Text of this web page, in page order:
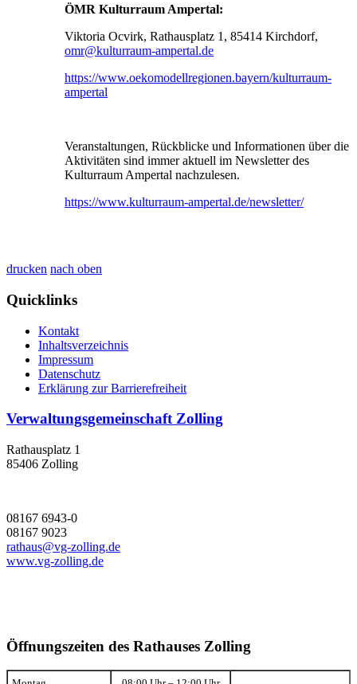
ÖMR Kulturraum Ampertal:
Viktoria Ocvirk, Rathausplatz 1, 85414 Kirchdorf,
omr@kulturraum-ampertal.de
https://www.oekomodellregionen.bayern/kulturraum-
ampertal
Veranstaltungen, Rückblicke und Informationen über die
Aktivitäten sind immer aktuell im Newsletter des
Kulturraum Ampertal nachzulesen.
https://www.kulturraum-ampertal.de/newsletter/
drucken nach oben
Quicklinks
Kontakt
Inhaltsverzeichnis
Impressum
Datenschutz
Erklärung zur Barrierefreiheit
Verwaltungsgemeinschaft Zolling
Rathausplatz 1
85406 Zolling
08167 6943-0
08167 9023
rathaus@vg-zolling.de
www.vg-zolling.de
Öffnungszeiten des Rathauses Zolling